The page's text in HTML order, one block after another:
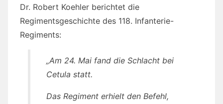
Dr. Robert Koehler berichtet die
Regimentsgeschichte des 118. Infanterie-
Regiments:
„Am 24. Mai fand die Schlacht bei
Cetula statt.
Das Regiment erhielt den Befehl,